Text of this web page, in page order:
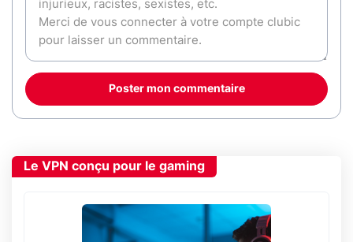
Poster mon commentaire
Le VPN conçu pour le gaming